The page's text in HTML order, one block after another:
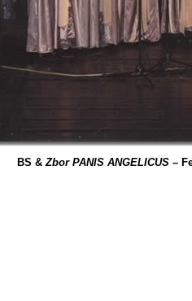
BS &Zbor PANIS ANGELICUS –